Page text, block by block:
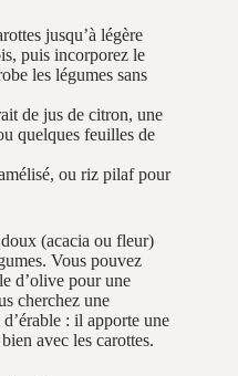
jusqu’à légère
puis incorporez le
les légumes sans
de jus de citron, une
quelques feuilles de
ou riz pilaf pour
(acacia ou fleur)
Vous pouvez
d’olive pour une
cherchez une
: il apporte une
avec les carottes.